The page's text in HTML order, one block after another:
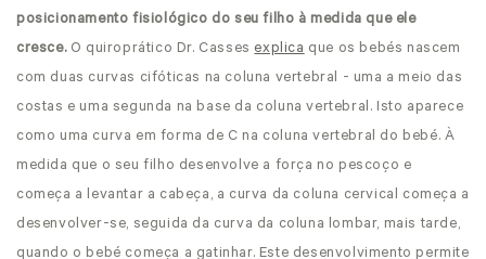
posicionamento fisiológico do seu filho à medida que ele
cresce.O quiroprático Dr. Casses explica que os bebés nascem
com duas curvas cifóticas na coluna vertebral - uma a meio das
costas e uma segunda na base da coluna vertebral. Isto aparece
como uma curva em forma de C na coluna vertebral do bebé. À
medida que o seu filho desenvolve a força no pescoço e
começa a levantar a cabeça, a curva da coluna cervical começa a
desenvolver-se, seguida da curva da coluna lombar, mais tarde,
quando o bebé começa a gatinhar. Este desenvolvimento permite